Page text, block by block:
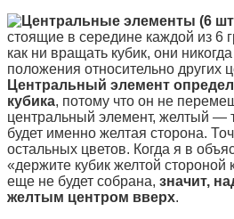
Центральные элементы (6
стоящие в середине каждой из 6
как ни вращать кубик, они
положения относительно других
Центральный элемент
кубика, потому что он не
центральный элемент, желтый —
будет именно желтая сторона.
остальных цветов. Когда я в
«держите кубик желтой стороной
еще не будет собрана, значит,
желтым центром вверх.